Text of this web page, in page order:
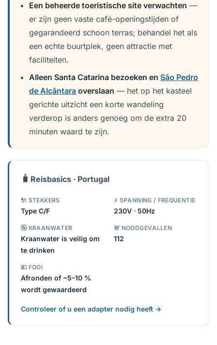
Een beheerde toeristische site verwachten —
er zijn geen vaste café-openingstijden of
gegarandeerd schoon terras; behandel het als
een echte buurtplek, geen attractie met
faciliteiten.
Alleen Santa Catarina bezoeken en São Pedro
de Alcântara overslaan — het op het kasteel
gerichte uitzicht een korte wandeling
verderop is anders genoeg om de extra 20
minuten waard te zijn.
🧳 Reisbasics · Portugal
🔌 STEKKERS
Type C/F
⚡ SPANNING / FREQUENTIE
230V · 50Hz
🚰 KRAANWATER
Kraanwater is veilig om
te drinken
🚨 NOODGEVALLEN
112
💶 FOOI
Afronden of ~5–10 %
wordt gewaardeerd
Controleer of u een adapter nodig heeft →